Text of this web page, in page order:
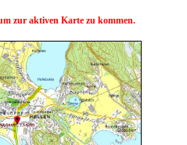
zur aktiven Karte zu kommen.